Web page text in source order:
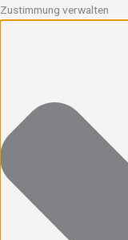
Zustimmung verwalten